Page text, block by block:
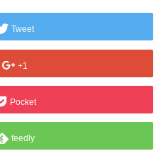
Tweet
+1
Pocket
feedly